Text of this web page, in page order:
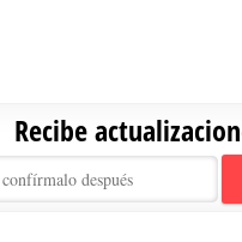
Recibe